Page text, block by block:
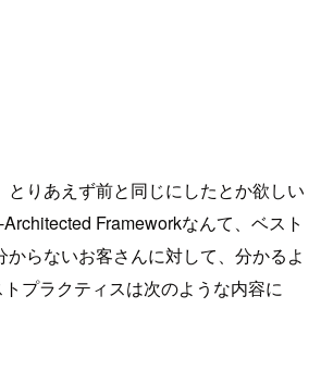
りあえず前と同じにしたとか欲しい
Frameworkなんて、ベスト
らないお客さんに対して、分かるよ
プラクティスは次のような内容に